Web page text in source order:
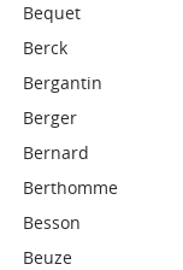
Bequet
Berck
Bergantin
Berger
Bernard
Berthomme
Besson
Beuze